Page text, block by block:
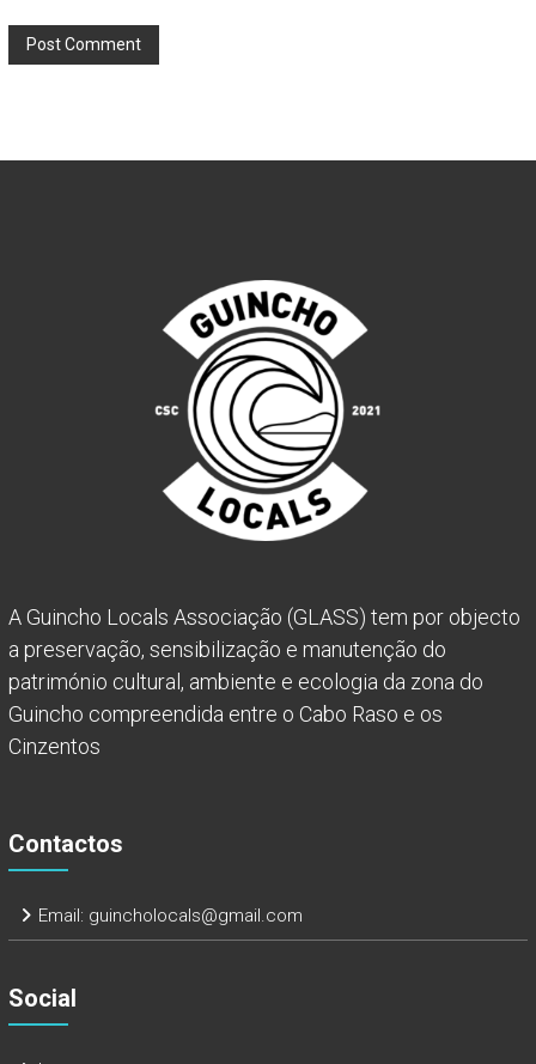
A Guincho Locals Associação (GLASS) tem por objecto
a preservação, sensibilização e manutenção do
património cultural, ambiente e ecologia da zona do
Guincho compreendida entre o Cabo Raso e os
Cinzentos
Contactos
Email: guincholocals@gmail.com
Social